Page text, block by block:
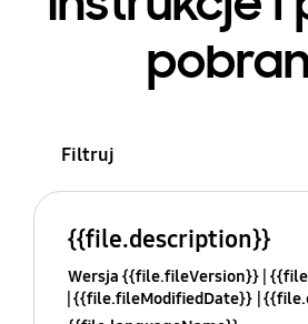
Filtruj
{{file.description}}
Wersja {{file.fileVersion}}
{{file.fileModifiedDate}}